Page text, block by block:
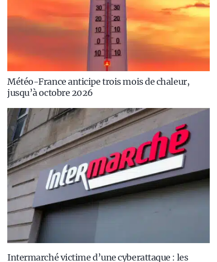
Météo-France anticipe trois mois de chaleur,
jusqu’à octobre 2026
Intermarché victime d’une cyberattaque : les